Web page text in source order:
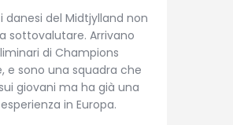
danesi del Midtjylland non
sottovalutare. Arrivano
di Champions
e sono una squadra che
giovani ma ha già una
in Europa.